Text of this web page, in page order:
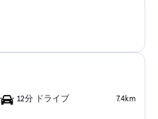
12分 ドライブ 7.4km